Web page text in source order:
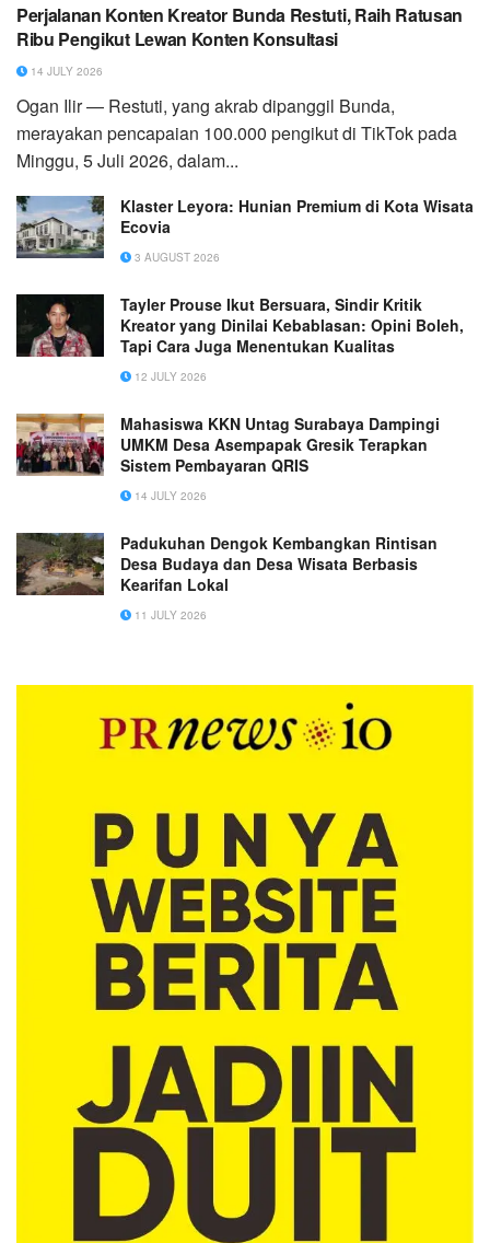
Perjalanan Konten Kreator Bunda Restuti, Raih Ratusan
Ribu Pengikut Lewan Konten Konsultasi
14 JULY 2026
Ogan Ilir — Restuti, yang akrab dipanggil Bunda,
merayakan pencapaian 100.000 pengikut di TikTok pada
Minggu, 5 Juli 2026, dalam...
Klaster Leyora: Hunian Premium di Kota Wisata
Ecovia
3 AUGUST 2026
Tayler Prouse Ikut Bersuara, Sindir Kritik
Kreator yang Dinilai Kebablasan: Opini Boleh,
Tapi Cara Juga Menentukan Kualitas
12 JULY 2026
Mahasiswa KKN Untag Surabaya Dampingi
UMKM Desa Asempapak Gresik Terapkan
Sistem Pembayaran QRIS
14 JULY 2026
Padukuhan Dengok Kembangkan Rintisan
Desa Budaya dan Desa Wisata Berbasis
Kearifan Lokal
11 JULY 2026